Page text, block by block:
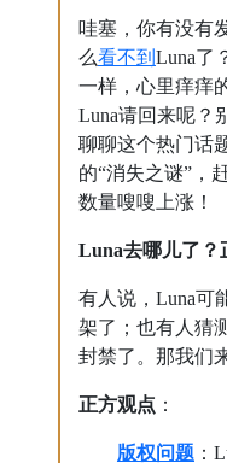
哇塞，你有没有
么看不到Luna了
一样，心里痒痒
Luna请回来呢？
聊聊这个热门话
的“消失之谜”，
数量嗖嗖上涨！
Luna去哪儿了？
有人说，Luna可
架了；也有人猜
封禁了。那我们
正方观点 ：
版权问题 ：